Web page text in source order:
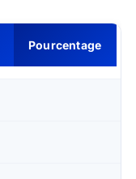
Pourcentage